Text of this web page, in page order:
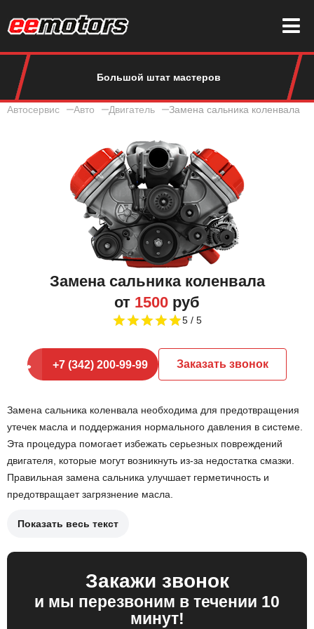
Автосервис Авто Двигатель Замена сальника коленвала
Замена сальника коленвала
от 1500 руб
5
+7 (342) 200-99-99 Заказать звонок
Большой штат мастеров
Замена сальника коленвала необходима для предотвращения
утечек масла и поддержания нормального давления в системе.
Эта процедура помогает избежать серьезных повреждений
двигателя, которые могут возникнуть из-за недостатка смазки.
Правильная замена сальника улучшает герметичность и
предотвращает загрязнение масла.
Установка нового сальника и сборка всех компонентов.
После замены сальника коленвала автомобиля обеспечивается
Показать весь текст
Закажи звонок
и мы перезвоним в течении 10
минут!